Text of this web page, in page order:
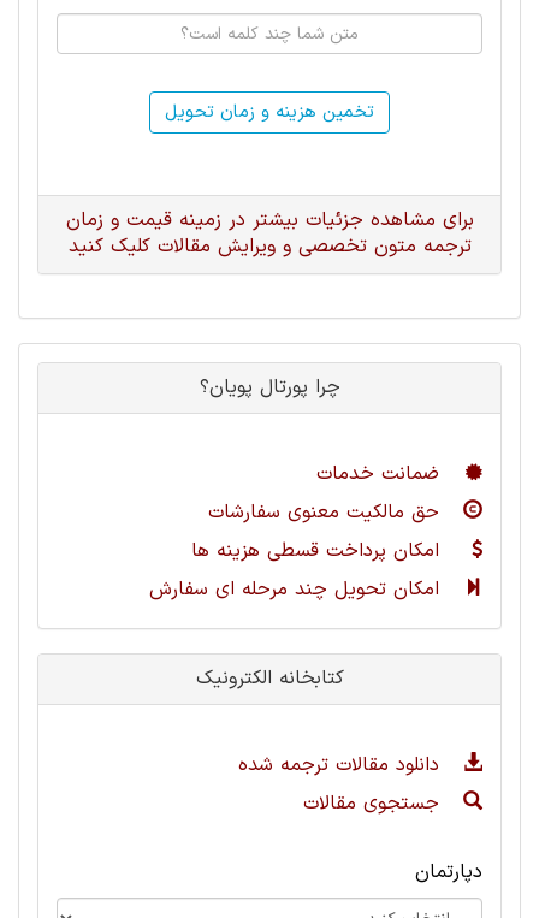
تخمین هزینه و زمان تحویل
برای مشاهده جزئیات بیشتر در زمینه قیمت و زمان
ترجمه متون تخصصی و ویرایش مقالات کلیک کنید
چرا پورتال پویان؟
ضمانت خدمات
حق مالکیت معنوی سفارشات
امکان پرداخت قسطی هزینه ها
امکان تحویل چند مرحله ای سفارش
کتابخانه الکترونیک
دانلود مقالات ترجمه شده
جستجوی مقالات
دپارتمان